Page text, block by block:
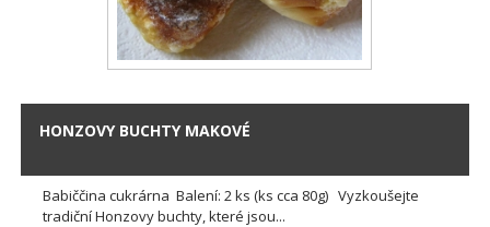
HONZOVY BUCHTY MAKOVÉ
Babiččina cukrárna Balení: 2 ks (ks cca 80g) Vyzkoušejte
tradiční Honzovy buchty, které jsou...